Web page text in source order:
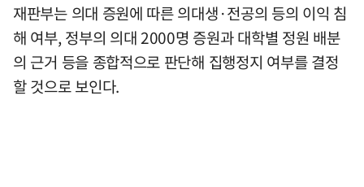
재판부는 의대 증원에 따른 의대생·전공의 등의 이익 침
해 여부, 정부의 의대 2000명 증원과 대학별 정원 배분
의 근거 등을 종합적으로 판단해 집행정지 여부를 결정
할 것으로 보인다.